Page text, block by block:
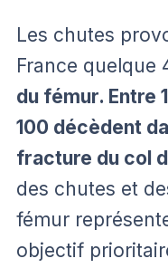
Les chutes
France quelque
du fémur. Entre
100 décèdent
fracture du col
des chutes et
fémur
objectif